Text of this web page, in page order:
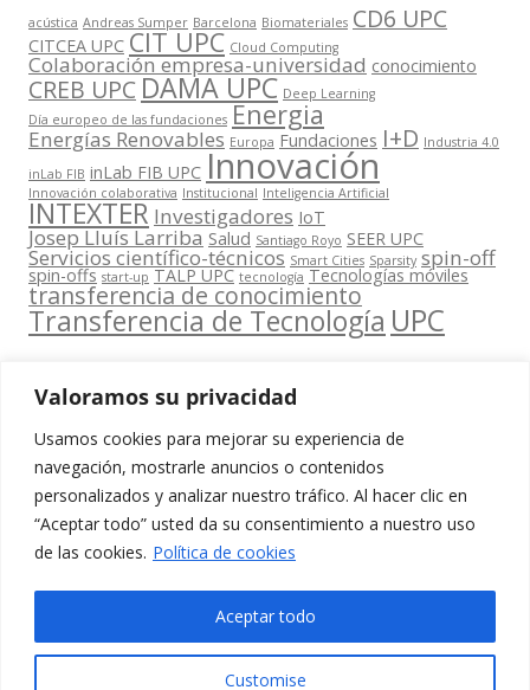
Valoramos su privacidad
Usamos cookies para mejorar su experiencia de
navegación, mostrarle anuncios o contenidos
personalizados y analizar nuestro tráfico. Al hacer clic en
“Aceptar todo” usted da su consentimiento a nuestro uso
de las cookies. Política de cookies
Customise
Aceptar todo
acústica Andreas Sumper Barcelona Biomateriales CD6 UPC
CITCEA UPC CIT UPC Cloud Computing
Colaboración empresa-universidad conocimiento
CREB UPCDAMA UPC Deep Learning
Día europeo de las fundaciones Energia
Energías Renovables Europa Fundaciones I+D Industria 4.0
inLab FIB inLab FIB UPC Innovación
Innovación colaborativa Institucional Inteligencia Artificial
INTEXTER Investigadores IoT
Josep Lluís Larriba Salud Santiago Royo SEER UPC
Servicios científico-técnicos Smart Cities Sparsity spin-off
spin-offs start-up TALP UPC tecnología Tecnologías móviles
transferencia de conocimiento
Transferencia de Tecnología UPC
Contacta
amb
nosaltres
Edifici
Girona 1-3
www.cit.upc.edu
+34 93 405 44
03
Segueix-nos